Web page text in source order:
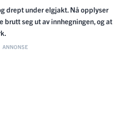
drept under elgjakt. Nå opplyser
brutt seg ut av innhegningen, og at